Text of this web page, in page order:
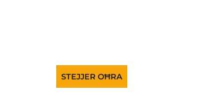
STEJJER OĦRA